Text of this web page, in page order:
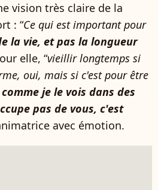
vision très claire de la
: “Ce qui est important pour
la vie, et pas la longueur
elle, “vieillir longtemps si
oui, mais si c'est pour être
je le vois dans des
pas de vous, c'est
avec émotion.